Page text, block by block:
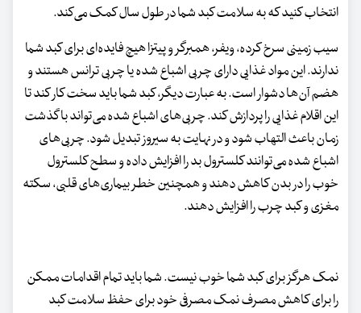
انتخاب کنید که به سلامت کبد شما در طول سال کمک می‌کند.
سیب زمینی سرخ کرده، ویفر، همبرگر و پیتزا هیچ فایده‌ای برای کبد شما
ندارند. این مواد غذایی دارای چربی اشباع شده یا چربی ترانس هستند و
هضم آن‌ها دشوار است. به عبارت دیگر، کبد شما باید سخت کار کند تا
این اقلام غذایی را پردازش کند. چربی‌های اشباع شده می‌تواند با گذشت
زمان باعث التهاب شود و در نهایت به سیروز تبدیل شود. چربی‌های
اشباع شده می‌توانند کلسترول بد را افزایش داده و سطح کلسترول
خوب را در بدن کاهش دهند و همچنین خطر بیماری‌های قلبی، سکته
مغزی و کبد چرب را افزایش دهند.
نمک هرگز برای کبد شما خوب نیست. شما باید تمام اقدامات ممکن
را برای کاهش مصرف نمک مصرفی خود برای حفظ سلامت کبد